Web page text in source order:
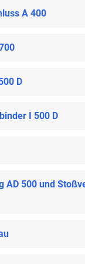
A 400
D
I 500 D
500 und